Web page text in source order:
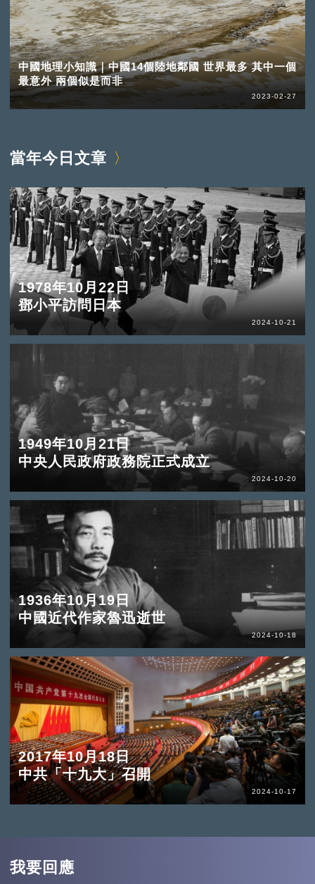
中國地理小知識｜中國14個陸地鄰國 世界最多 其中一個
最意外 兩個似是而非
2023-02-27
當年今日文章
1978年10月22日
鄧小平訪問日本
2024-10-21
1949年10月21日
中央人民政府政務院正式成立
2024-10-20
1936年10月19日
中國近代作家魯迅逝世
2024-10-18
2017年10月18日
中共「十九大」召開
2024-10-17
我要回應